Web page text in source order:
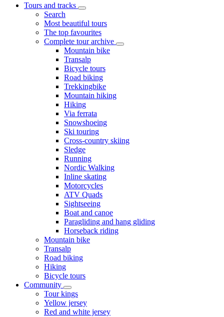
Tours and tracks
Search
Most beautiful tours
The top favourites
Complete tour archive
Mountain bike
Transalp
Bicycle tours
Road biking
Trekkingbike
Mountain hiking
Hiking
Via ferrata
Snowshoeing
Ski touring
Cross-country skiing
Sledge
Running
Nordic Walking
Inline skating
Motorcycles
ATV Quads
Sightseeing
Boat and canoe
Paragliding and hang gliding
Horseback riding
Mountain bike
Transalp
Road biking
Hiking
Bicycle tours
Community
Tour kings
Yellow jersey
Red and white jersey